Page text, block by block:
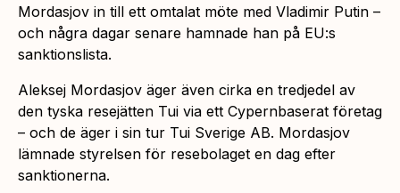
Mordasjov in till ett omtalat möte med Vladimir Putin –
och några dagar senare hamnade han på EU:s
sanktionslista.
Aleksej Mordasjov äger även cirka en tredjedel av
den tyska resejätten Tui via ett Cypernbaserat företag
– och de äger i sin tur Tui Sverige AB. Mordasjov
lämnade styrelsen för resebolaget en dag efter
sanktionerna.